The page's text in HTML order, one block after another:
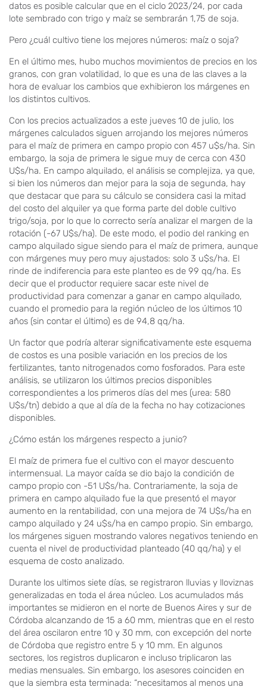
datos es posible calcular que en el ciclo 2023/24, por cada
lote sembrado con trigo y maíz se sembrarán 1,75 de soja.
Pero ¿cuál cultivo tiene los mejores números: maíz o soja?
En el último mes, hubo muchos movimientos de precios en los
granos, con gran volatilidad, lo que es una de las claves a la
hora de evaluar los cambios que exhibieron los márgenes en
los distintos cultivos.
Con los precios actualizados a este jueves 10 de julio, los
márgenes calculados siguen arrojando los mejores números
para el maíz de primera en campo propio con 457 u$s/ha. Sin
embargo, la soja de primera le sigue muy de cerca con 430
U$s/ha. En campo alquilado, el análisis se complejiza, ya que,
si bien los números dan mejor para la soja de segunda, hay
que destacar que para su cálculo se considera casi la mitad
del costo del alquiler ya que forma parte del doble cultivo
trigo/soja, por lo que lo correcto sería analizar el margen de la
rotación (-67 U$s/ha). De este modo, el podio del ranking en
campo alquilado sigue siendo para el maíz de primera, aunque
con márgenes muy pero muy ajustados: solo 3 u$s/ha. El
rinde de indiferencia para este planteo es de 99 qq/ha. Es
decir que el productor requiere sacar este nivel de
productividad para comenzar a ganar en campo alquilado,
cuando el promedio para la región núcleo de los últimos 10
años (sin contar el último) es de 94,8 qq/ha.
Un factor que podría alterar significativamente este esquema
de costos es una posible variación en los precios de los
fertilizantes, tanto nitrogenados como fosforados. Para este
análisis, se utilizaron los últimos precios disponibles
correspondientes a los primeros días del mes (urea: 580
U$s/tn) debido a que al día de la fecha no hay cotizaciones
disponibles.
¿Cómo están los márgenes respecto a junio?
El maíz de primera fue el cultivo con el mayor descuento
intermensual. La mayor caída se dio bajo la condición de
campo propio con -51 U$s/ha. Contrariamente, la soja de
primera en campo alquilado fue la que presentó el mayor
aumento en la rentabilidad, con una mejora de 74 U$s/ha en
campo alquilado y 24 u$s/ha en campo propio. Sin embargo,
los márgenes siguen mostrando valores negativos teniendo en
cuenta el nivel de productividad planteado (40 qq/ha) y el
esquema de costo analizado.
Durante los ultimos siete días, se registraron lluvias y lloviznas
generalizadas en toda el área núcleo. Los acumulados más
importantes se midieron en el norte de Buenos Aires y sur de
Córdoba alcanzando de 15 a 60 mm, mientras que en el resto
del área oscilaron entre 10 y 30 mm, con excepción del norte
de Córdoba que registro entre 5 y 10 mm. En algunos
sectores, los registros duplicaron e incluso triplicaron las
medias mensuales. Sin embargo, los asesores coinciden en
que la siembra esta terminada: “necesitamos al menos una